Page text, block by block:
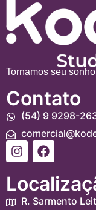
Tornamos seu
Contato
(54) 9 9298-
R. Sarmento